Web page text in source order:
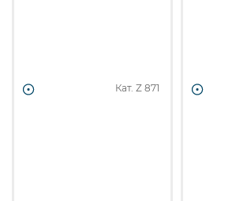
Кат. Z 871